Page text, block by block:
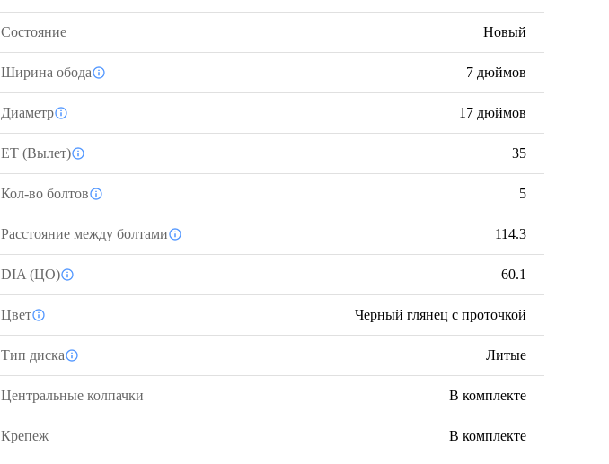
Состояние Новый
Ширина обода 7 дюймов
Диаметр 17 дюймов
ЕТ (Вылет) 35
Кол-во болтов 5
Расстояние между болтами 114.3
DIA (ЦО) 60.1
Цвет Черный глянец с проточкой
Тип диска Литые
Центральные колпачки В комплекте
Крепеж В комплекте